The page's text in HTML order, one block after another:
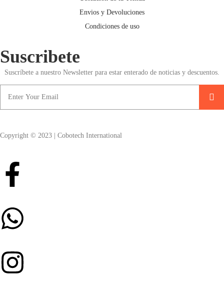
Envios y Devoluciones
Condiciones de uso
Suscribete
Suscríbete a nuestro Newsletter para estar enterado de noticias y descuentos.
Copyright © 2023 | Cobotech International